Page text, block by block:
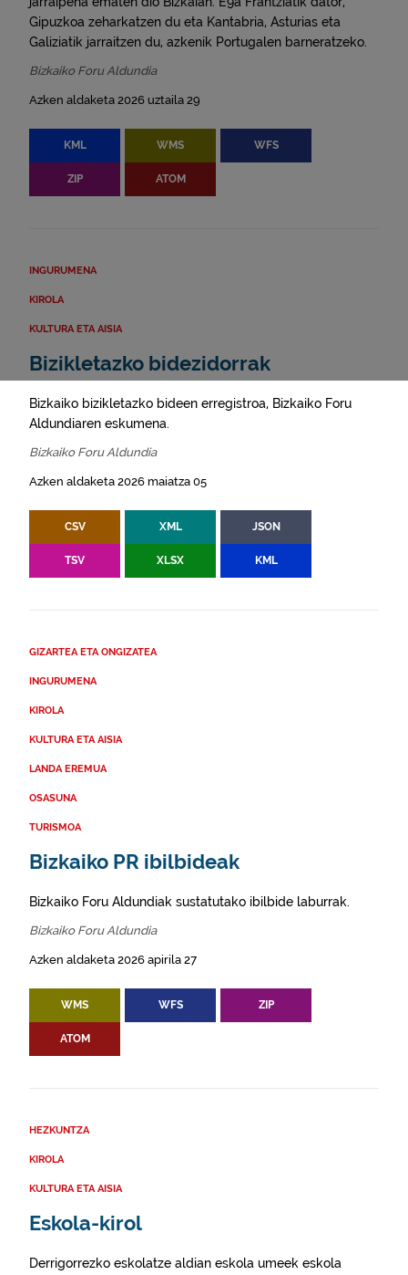
Gipuzkoa zeharkatzen du eta Kantabria, Asturias eta
Galiziatik jarraitzen du, azkenik Portugalen barneratzeko.
Bizkaiko Foru Aldundia
Azken aldaketa 2026 uztaila 29
KML WMS WFS
ZIP ATOM
INGURUMENA
KIROLA
KULTURA ETA AISIA
Bizikletazko bidezidorrak
Bizkaiko bizikletazko bideen erregistroa, Bizkaiko Foru
Aldundiaren eskumena.
Bizkaiko Foru Aldundia
Azken aldaketa 2026 maiatza 05
CSV XML JSON
TSV XLSX KML
GIZARTEA ETA ONGIZATEA
INGURUMENA
KIROLA
KULTURA ETA AISIA
LANDA EREMUA
OSASUNA
TURISMOA
Bizkaiko PR ibilbideak
Bizkaiko Foru Aldundiak sustatutako ibilbide laburrak.
Bizkaiko Foru Aldundia
Azken aldaketa 2026 apirila 27
WMS WFS ZIP
ATOM
HEZKUNTZA
KIROLA
KULTURA ETA AISIA
Eskola-kirol
Derrigorrezko eskolatze aldian eskola umeek eskola